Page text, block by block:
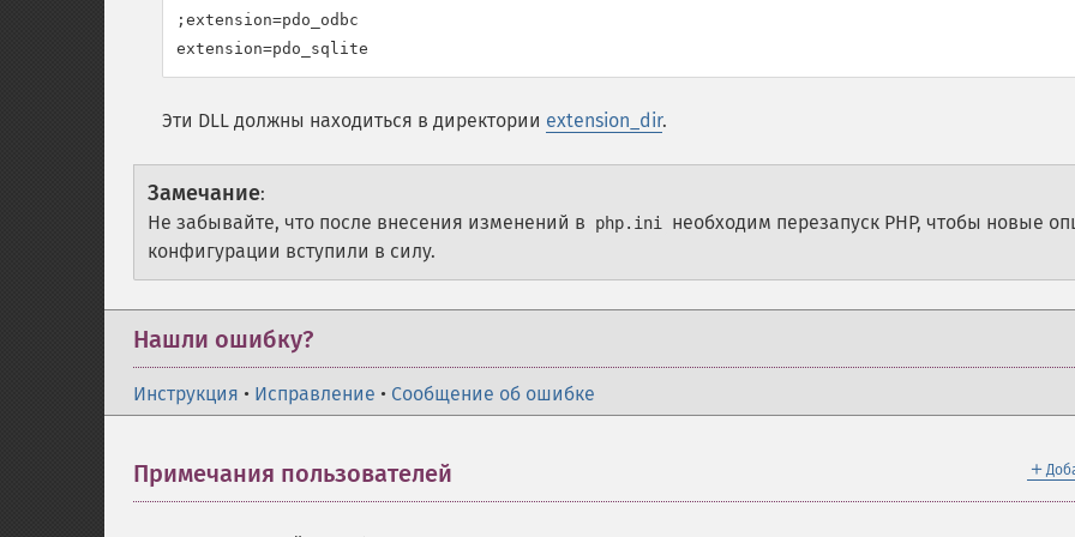
;extension=pdo_odbc
Эти DLL должны находиться в директории extension_dir.
Замечание:
Не забывайте, что после внесения изменений в
php.ini
необходим перезапуск PHP, чтобы новые
конфигурации вступили в силу.
Нашли ошибку?
Инструкция • Исправление • Сообщение об ошибке
＋
Примечания пользователей